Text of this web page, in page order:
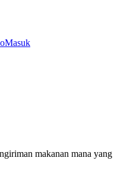
Masuk
makanan mana yang